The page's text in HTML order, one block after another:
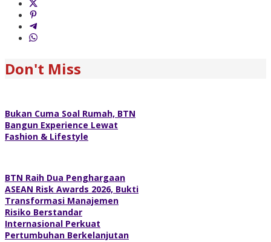
Don't Miss
Bukan Cuma Soal Rumah, BTN
Bangun Experience Lewat
Fashion & Lifestyle
BTN Raih Dua Penghargaan
ASEAN Risk Awards 2026, Bukti
Transformasi Manajemen
Risiko Berstandar
Internasional Perkuat
Pertumbuhan Berkelanjutan